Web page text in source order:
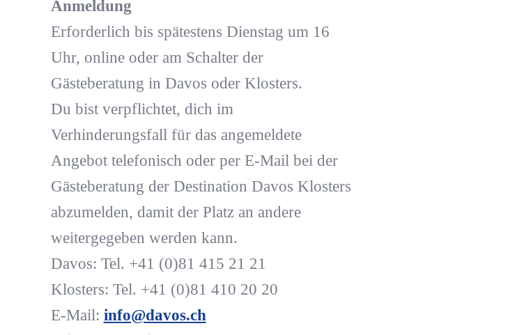
Anmeldung
Erforderlich bis spätestens Dienstag um 16
Uhr, online oder am Schalter der
Gästeberatung in Davos oder Klosters.
Du bist verpflichtet, dich im
Verhinderungsfall für das angemeldete
Angebot telefonisch oder per E-Mail bei der
Gästeberatung der Destination Davos Klosters
abzumelden, damit der Platz an andere
weitergegeben werden kann.
Davos: Tel. +41 (0)81 415 21 21
Klosters: Tel. +41 (0)81 410 20 20
E-Mail: info@davos.ch